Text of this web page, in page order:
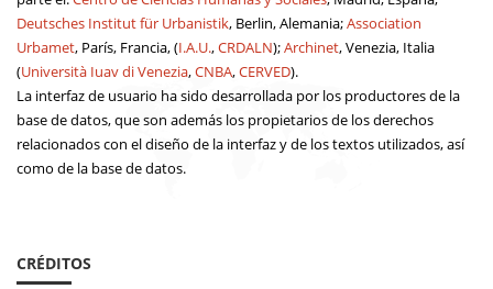
Deutsches Institut für Urbanistik, Berlin, Alemania;Association
Urbamet, París, Francia, (I.A.U.,CRDALN);Archinet, Venezia, Italia
(Università Iuav di Venezia,CNBA,CERVED).
La interfaz de usuario ha sido desarrollada por los productores de la
base de datos, que son además los propietarios de los derechos
relacionados con el diseño de la interfaz y de los textos utilizados, así
como de la base de datos.
CRÉDITOS